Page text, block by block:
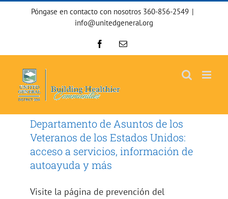
Póngase en contacto con nosotros 360-856-2549 |
info@unitedgeneral.org
FacebookCorreo
Departamento de Asuntos de los
Veteranos de los Estados Unidos:
acceso a servicios, información de
autoayuda y más
Visite la página de prevención del